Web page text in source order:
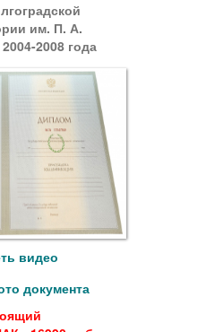
им. П. А.
2008 года
видео
документа